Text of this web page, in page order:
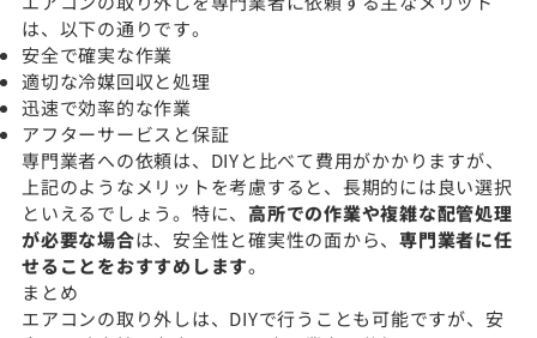
は、以下の通りです。
安全で確実な作業
適切な冷媒回収と処理
迅速で効率的な作業
アフターサービスと保証
専門業者への依頼は、DIYと比べて費用がかかりますが、
上記のようなメリットを考慮すると、長期的には良い選択
といえるでしょう。特に、 高所での作業や複雑な配管処理
が必要な場合は、安全性と確実性の面から、 専門業者に任
せることをおすすめします。
まとめ
エアコンの取り外しは、DIYで行うことも可能ですが、安